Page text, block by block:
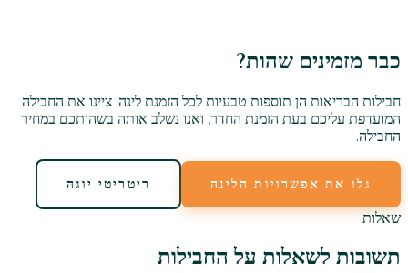
כבר מזמינים שהות?
חבילות הבריאות הן תוספות טבעיות לכל הזמנת לינה. ציינו את החבילה
המועדפת עליכם בעת הזמנת החדר, ואנו נשלב אותה בשהותכם במחיר
החבילה.
גלו את אפשרויות הלינה
ריטריטי יוגה
שאלות
תשובות לשאלות על החבילות